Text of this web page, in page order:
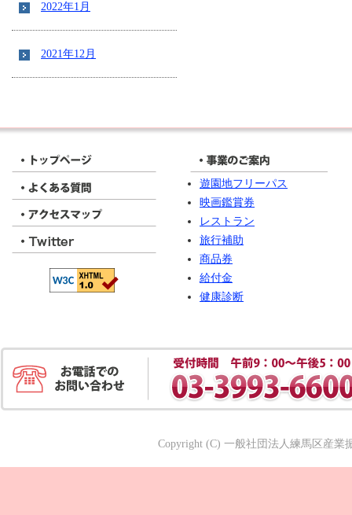
2022年1月
2021年12月
遊園地フリーパス
映画鑑賞券
レストラン
旅行補助
商品券
給付金
健康診断
Copyright (C) 一般社団法人練馬区産